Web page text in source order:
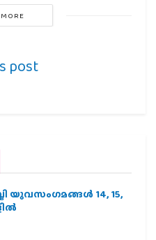
post
യുവസംഗമങ്ങള്‍ 14, 15,